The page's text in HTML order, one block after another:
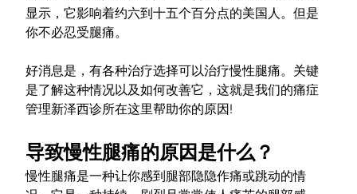
显示，它影响着约六到十五个百分点的美国人。但是
你不必忍受腿痛。
好消息是，有各种治疗选择可以治疗慢性腿痛。关键
是了解这种情况以及如何改善它，这就是我们的痛症
管理新泽西诊所在这里帮助你的原因!
导致慢性腿痛的原因是什么？
慢性腿痛是一种让你感到腿部隐隐作痛或跳动的情